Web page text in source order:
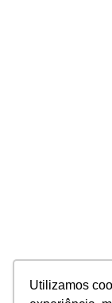
Utilizamos